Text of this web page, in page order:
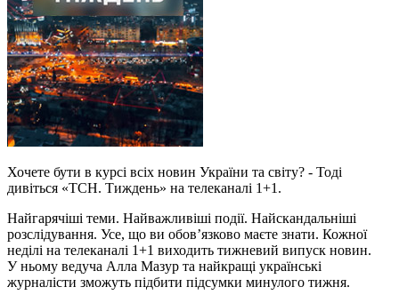
Хочете бути в курсі всіх новин України та світу? - Тоді
дивіться «ТСН. Тиждень» на телеканалі 1+1.
Найгарячіші теми. Найважливіші події. Найскандальніші
розслідування. Усе, що ви обов’язково маєте знати. Кожної
неділі на телеканалі 1+1 виходить тижневий випуск новин.
У ньому ведуча Алла Мазур та найкращі українські
журналісти зможуть підбити підсумки минулого тижня.